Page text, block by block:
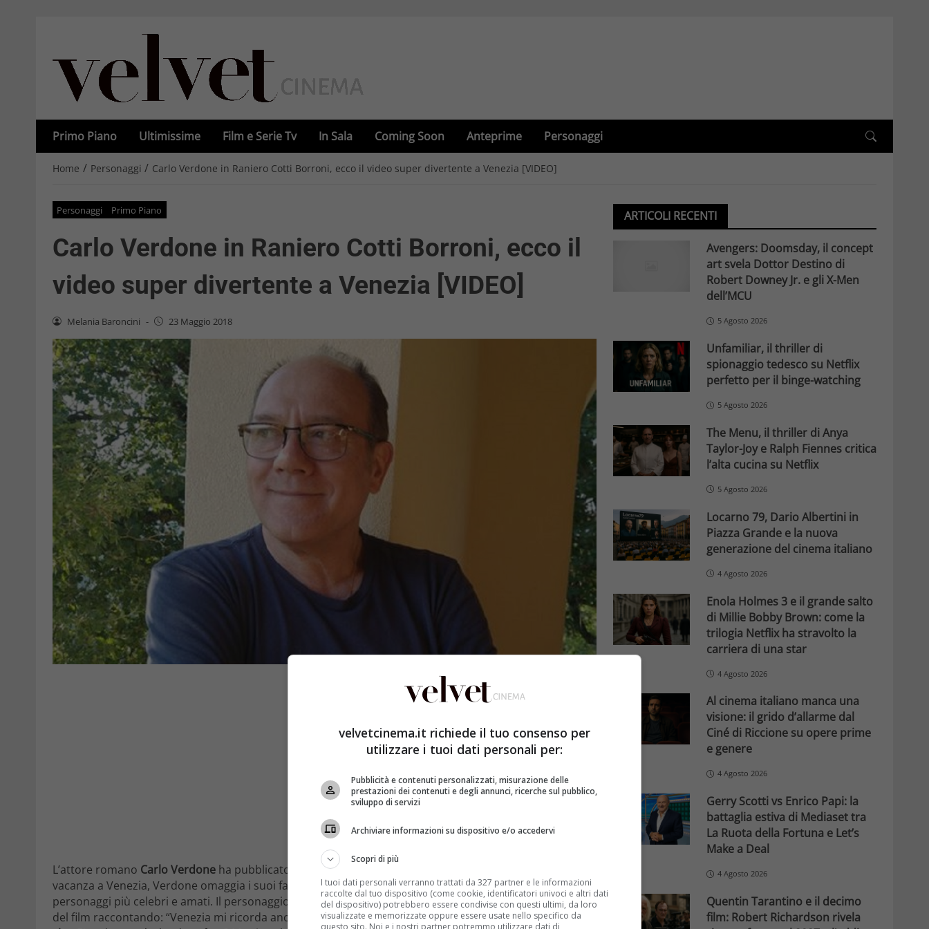
Primo Piano Ultimissime Film e Serie Tv In Sala Coming Soon Anteprime Personaggi
Home / Personaggi / Carlo Verdone in Raniero Cotti Borroni, ecco il video super divertente a Venezia [VIDEO]
Personaggi Primo Piano
Carlo Verdone in Raniero Cotti Borroni, ecco il
video super divertente a Venezia [VIDEO]
Melania Baroncini - 23 Maggio 2018
L’attore romano Carlo Verdone ha pubblicato sul proprio profilo Facebook un video super divertente. In
vacanza a Venezia, Verdone omaggia i suoi fan con l'”imitazione” diRaniero Cotti Borroni, uno dei suoi
personaggi più celebri e amati. Il personaggio interpretato nel film“Viaggi di nozze”, ricorda una scena
del film raccontando: “Venezia mi ricorda anche
il famoso Hotel Danieli dove purtroppo Fosca si tolse la
ARTICOLI RECENTI
Avengers: Doomsday, il concept
art svela Dottor Destino di
Robert Downey Jr. e gli X-Men
dell’MCU
5 Agosto 2026
Unfamiliar, il thriller di
spionaggio tedesco su Netflix
perfetto per il binge-watching
5 Agosto 2026
The Menu, il thriller di Anya
Taylor-Joy e Ralph Fiennes critica
l’alta cucina su Netflix
5 Agosto 2026
Locarno 79, Dario Albertini in
Piazza Grande e la nuova
generazione del cinema italiano
4 Agosto 2026
Enola Holmes 3 e il grande salto
di Millie Bobby Brown: come la
trilogia Netflix ha stravolto la
carriera di una star
4 Agosto 2026
Al cinema italiano manca una
visione: il grido d’allarme dal
Ciné di Riccione su opere prime
e genere
4 Agosto 2026
Gerry Scotti vs Enrico Papi: la
battaglia estiva di Mediaset tra
La Ruota della Fortuna e Let’s
Make a Deal
4 Agosto 2026
Quentin Tarantino e il decimo
film: Robert Richardson rivela
velvetcinema.it richiede il tuo consenso per
utilizzare i tuoi dati personali per:
Pubblicità e contenuti personalizzati, misurazione delle
prestazioni dei contenuti e degli annunci, ricerche sul pubblico,
sviluppo di servizi
Archiviare informazioni su dispositivo e/o accedervi
Scopri di più
I tuoi dati personali verranno trattati da 327 partner e le informazioni
raccolte dal tuo dispositivo (come cookie, identificatori univoci e altri dati
del dispositivo) potrebbero essere condivise con questi ultimi, da loro
visualizzate e memorizzate oppure essere usate nello specifico da
questo sito. Noi e i nostri partner potremmo utilizzare dati di